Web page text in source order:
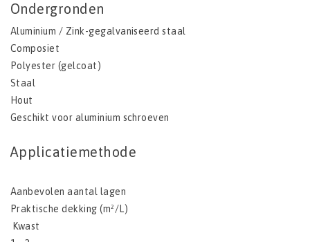
Ondergronden
Aluminium / Zink-gegalvaniseerd staal
Composiet
Polyester (gelcoat)
Staal
Hout
Geschikt voor aluminium schroeven
Applicatiemethode
Aanbevolen aantal lagen
Praktische dekking (m²/L)
Kwast